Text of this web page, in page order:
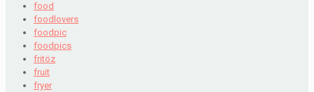
food
foodlovers
foodpic
foodpics
fritöz
fruit
fryer